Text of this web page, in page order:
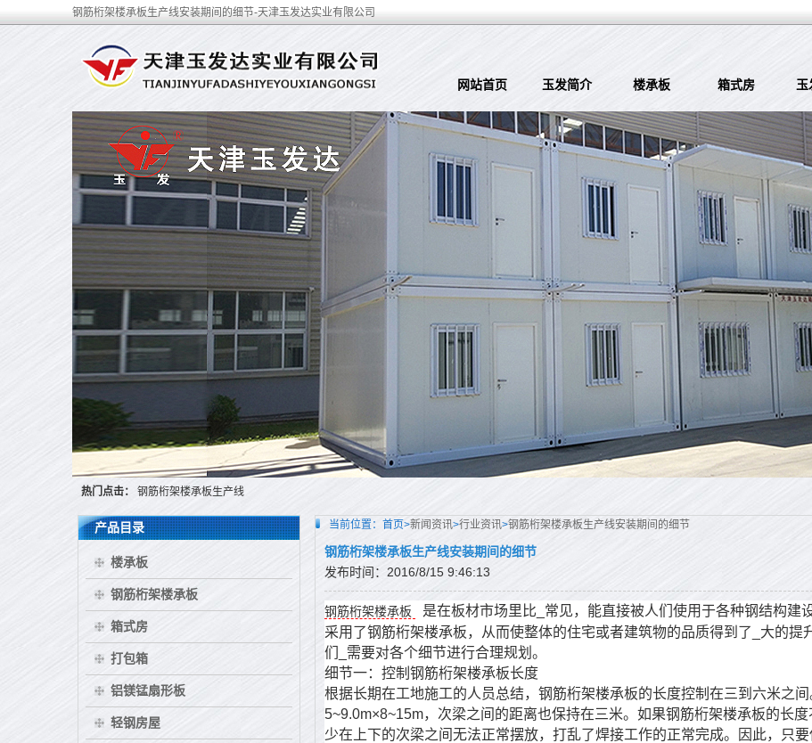
钢筋桁架楼承板生产线安装期间的细节-天津玉发达实业有限公司
网站首页 玉发简介 楼承板 箱式房 玉
热门点击： 钢筋桁架楼承板生产线
当前位置： 首页>新闻资讯>行业资讯>钢筋桁架楼承板生产线安装期间的细节
钢筋桁架楼承板生产线安装期间的细节
发布时间：2016/8/15 9:46:13
钢筋桁架楼承板
是在板材市场里比_常见，能直接被人们使用于各种钢结构建
采用了钢筋桁架楼承板，从而使整体的住宅或者建筑物的品质得到了_大的
们_需要对各个细节进行合理规划。
细节一：控制钢筋桁架楼承板长度
根据长期在工地施工的人员总结，钢筋桁架楼承板的长度控制在三到六米之
5~9.0m×8~15m，次梁之间的距离也保持在三米。如果钢筋桁架楼承板的长
少在上下的次梁之间无法正常摆放，打乱了焊接工作的正常完成。因此，只
产品目录
楼承板
钢筋桁架楼承板
箱式房
打包箱
铝镁锰扇形板
轻钢房屋